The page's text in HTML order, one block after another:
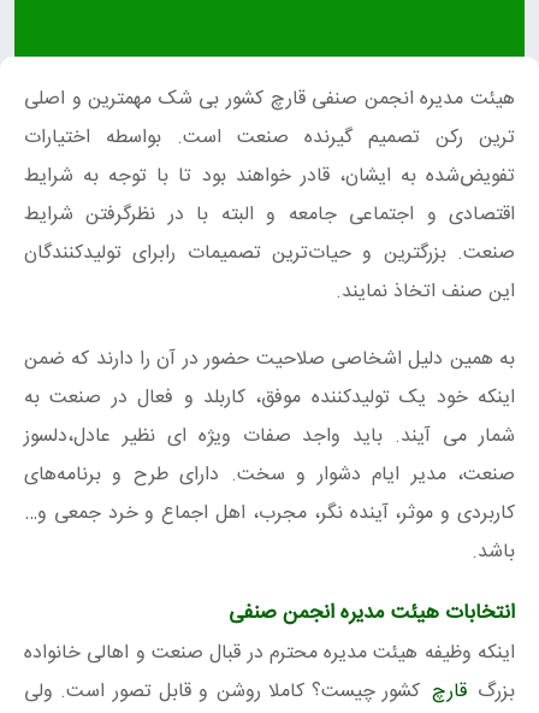
هیئت مدیره انجمن صنفی قارچ کشور بی شک مهمترین و اصلی
ترین رکن تصمیم گیرنده صنعت است. بواسطه اختیارات
تفویض‌شده به ایشان، قادر خواهند بود تا با توجه به شرایط
اقتصادی و اجتماعی جامعه و البته با در نظرگرفتن شرایط
صنعت. بزرگترین و حیات‌ترین تصمیمات رابرای تولیدکنندگان
این صنف اتخاذ نمایند.
به همین دلیل اشخاصی صلاحیت حضور در آن را دارند که ضمن
اینکه خود یک تولیدکننده موفق، کاربلد و فعال در صنعت به
شمار می آیند. باید واجد صفات ویژه ای نظیر عادل،دلسوز
صنعت، مدیر ایام دشوار و سخت. دارای طرح و برنامه‌های
کاربردی و موثر، آینده نگر، مجرب، اهل اجماع و خرد جمعی و…
باشد.
انتخابات هیئت مدیره انجمن صنفی
اینکه وظیفه هیئت مدیره محترم در قبال صنعت و اهالی خانواده
بزرگ قارچ کشور چیست؟ کاملا روشن و قابل تصور است. ولی